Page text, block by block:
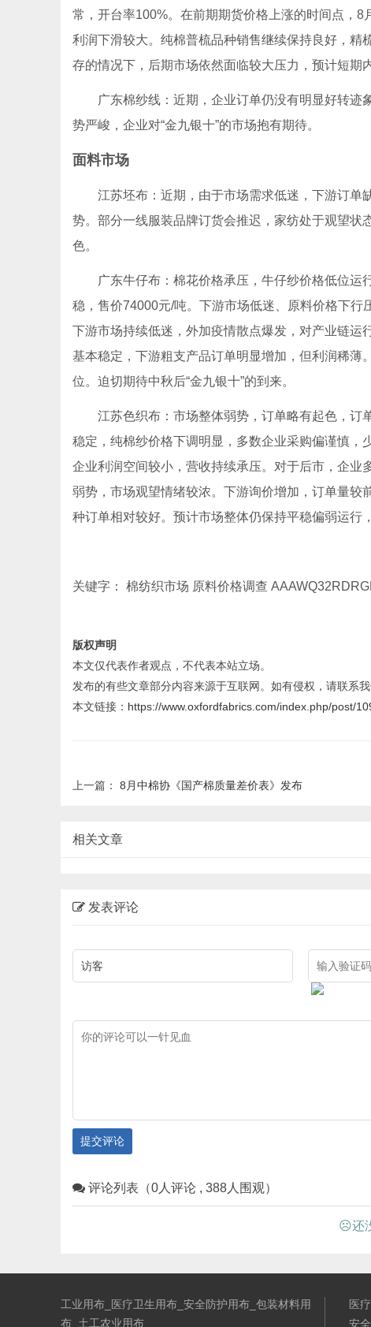
常，开台率100%。在前期期货价格上涨的时间点，
利润下滑较大。纯棉普梳品种销售继续保持良好，
存的情况下，后期市场依然面临较大压力，预计短期
广东棉纱线：近期，企业订单仍没有明显好转迹
势严峻，企业对“金九银十”的市场抱有期待。
面料市场
江苏坯布：近期，由于市场需求低迷，下游订单
势。部分一线服装品牌订货会推迟，家纺处于观望
色。
广东牛仔布：棉花价格承压，牛仔纱价格低位运
稳，售价74000元/吨。下游市场低迷、原料价格下行
下游市场持续低迷，外加疫情散点爆发，对产业链
基本稳定，下游粗支产品订单明显增加，但利润稀
位。迫切期待中秋后“金九银十”的到来。
江苏色织布：市场整体弱势，订单略有起色，订
稳定，纯棉纱价格下调明显，多数企业采购偏谨慎，
企业利润空间较小，营收持续承压。对于后市，企
弱势，市场观望情绪较浓。下游询价增加，订单量
种订单相对较好。预计市场整体仍保持平稳偏弱运行
关键字： 棉纺织市场 原料价格调查
版权声明
本文仅代表作者观点，不代表本站立场。
发布的有些文章部分内容来源于互联网。如有侵权，请联系我
本文链接： https://www.oxfordfabrics.com/index.php/post/
上一篇： 8月中棉协《国产棉质量差价表》发布
相关文章
发表评论
提交评论
评论列表（0人评论 , 388人围观）
☹还
工业用布_医疗卫生用布_安全防护用布_包装材料用
布_土工农业用布
医
安